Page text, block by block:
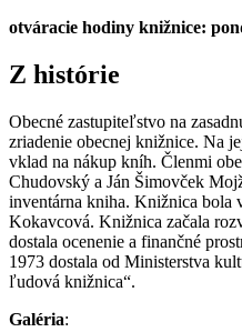
otváracie hodiny knižnice:
Z histórie
Obecné zastupiteľstvo na
zriadenie obecnej knižnice. Na
vklad na nákup kníh. Členmi
Chudovský a Ján Šimovček
inventárna kniha. Knižnica bola
Kokavcová. Knižnica začala
dostala ocenenie a finančné
1973 dostala od Ministerstva
ľudová knižnica“.
Galéria: